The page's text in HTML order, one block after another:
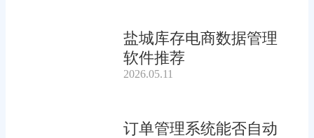
盐城库存电商数据管理
软件推荐
2026.05.11
订单管理系统能否自动